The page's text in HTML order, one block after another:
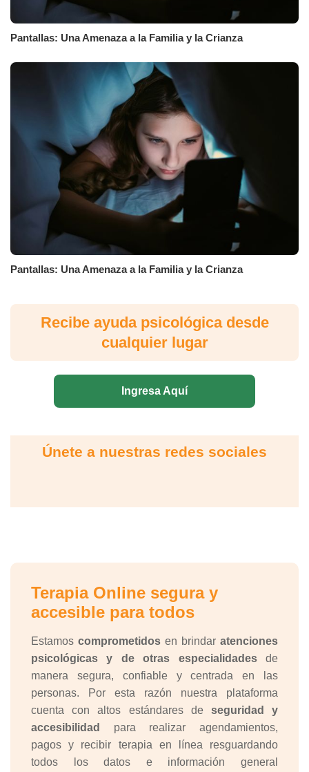
Pantallas: Una Amenaza a la Familia y la Crianza
Pantallas: Una Amenaza a la Familia y la Crianza
Recibe ayuda psicológica desde
cualquier lugar
Ingresa Aquí
Únete a nuestras redes sociales
Terapia Online segura y
accesible para todos
Estamos comprometidos en brindar atenciones
psicológicas y de otras especialidadesde
manera segura, confiable y centrada en las
personas. Por esta razón nuestra plataforma
cuenta con altos estándares de seguridad y
accesibilidad
para realizar agendamientos,
pagos y recibir terapia en línea resguardando
todos los datos e información general